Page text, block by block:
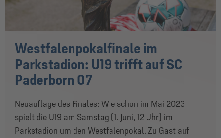
Westfalenpokalfinale im
Parkstadion: U19 trifft auf SC
Paderborn 07
Neuauflage des Finales: Wie schon im Mai 2023
spielt die U19 am Samstag (1. Juni, 12 Uhr) im
Parkstadion um den Westfalenpokal. Zu Gast auf